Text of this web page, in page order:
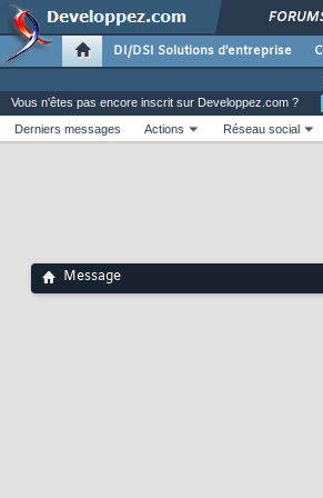
DI/DSI Solutions d'entreprise
Vous n'êtes pas encore inscrit sur Developpez.com ?
Derniers messages
Actions Réseau social
Message